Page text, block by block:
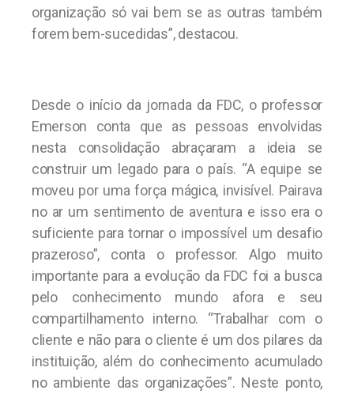
organização só vai bem se as outras também
forem bem-sucedidas”, destacou.
Desde o início da jornada da FDC, o professor
Emerson conta que as pessoas envolvidas
nesta consolidação abraçaram a ideia se
construir um legado para o país. “A equipe se
moveu por uma força mágica, invisível. Pairava
no ar um sentimento de aventura e isso era o
suficiente para tornar o impossível um desafio
prazeroso”, conta o professor. Algo muito
importante para a evolução da FDC foi a busca
pelo conhecimento mundo afora e seu
compartilhamento interno. “Trabalhar com o
cliente e não para o cliente é um dos pilares da
instituição, além do conhecimento acumulado
no ambiente das organizações”. Neste ponto,